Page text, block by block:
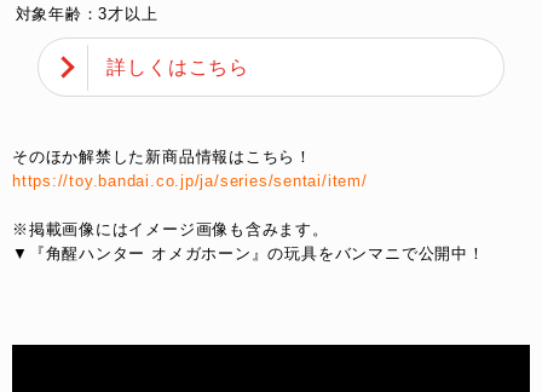
対象年齢：3才以上
詳しくはこちら
そのほか解禁した新商品情報はこちら！
https://toy.bandai.co.jp/ja/series/sentai/item/
※掲載画像にはイメージ画像も含みます。
▼『角醒ハンター オメガホーン』の玩具をバンマニで公開中！